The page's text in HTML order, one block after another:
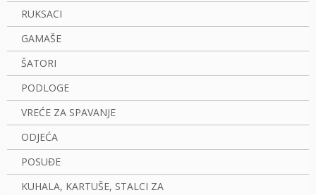
RUKSACI
GAMAŠE
ŠATORI
PODLOGE
VREĆE ZA SPAVANJE
ODJEĆA
POSUĐE
KUHALA, KARTUŠE, STALCI ZA